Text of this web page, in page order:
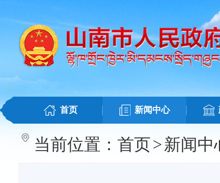
首页 新闻中心
当前位置： 首页>新闻中